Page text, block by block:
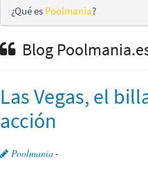
¿Qué es Poolmania?
Blog
Las Vegas, el
acción
Poolmania-